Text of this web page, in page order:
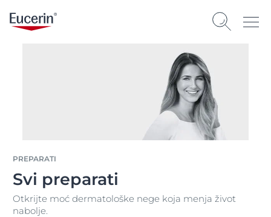
PREPARATI
Svi preparati
Otkrijte moć dermatološke nege koja menja život
nabolje.